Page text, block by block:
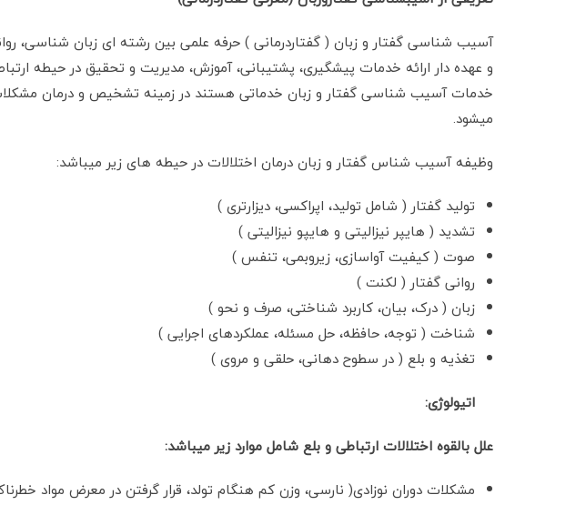
آسیب شناسی گفتار و زبان ( گفتاردرمانی ) حرفه علمی بین رشته ای زبان شناسی،
و عهده دار ارائه خدمات پیشگیری، پشتیبانی، آموزش، مدیریت و تحقیق در حیطه
خدمات آسیب شناسی گفتار و زبان خدماتی هستند در زمینه تشخیص و درمان مشکلات
میشود.
وظیفه آسیب شناس گفتار و زبان درمان اختلالات در حیطه های زیر میباشد:
تولید گفتار ( شامل تولید، اپراکسی، دیزارتری )
تشدید ( هایپر نیزالیتی و هایپو نیزالیتی )
صوت ( کیفیت آواسازی، زیروبمی، تنفس )
روانی گفتار ( لکنت )
زبان ( درک، بیان، کاربرد شناختی، صرف و نحو )
شناخت ( توجه، حافظه، حل مسئله، عملکردهای اجرایی )
تغذیه و بلع ( در سطوح دهانی، حلقی و مروی )
اتیولوژی:
علل بالقوه اختلالات ارتباطی و بلع شامل موارد زیر می­باشد:
مشکلات دوران نوزادی( نارسی، وزن کم هنگام تولد، قرار گرفتن در معرض مواد